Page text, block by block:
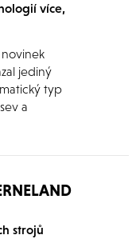
více,
jediný
typ
a
strojů